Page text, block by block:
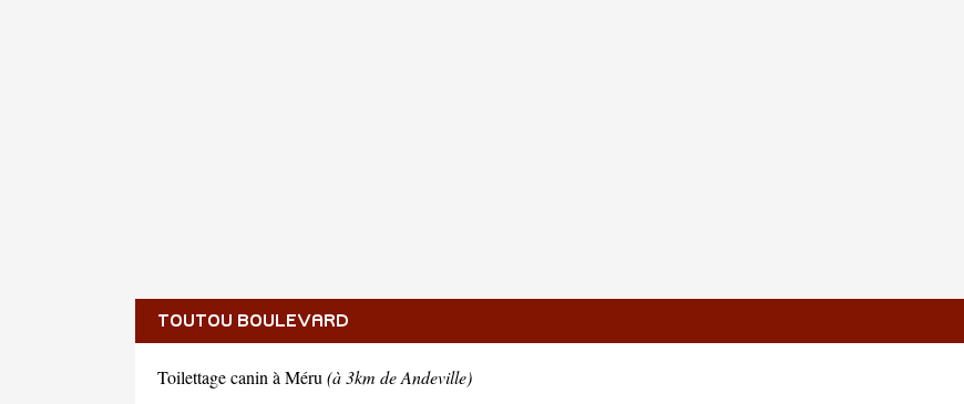
TOUTOU BOULEVARD
Toilettage canin à Méru (à 3km de Andeville)